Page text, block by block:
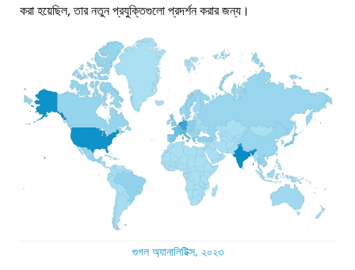
করা হয়েছিল, তার নতুন প্রযুক্তিগুলো প্রদর্শন করার জন্য।
গুগল অ্যানালিটিক্স, ২০২৩